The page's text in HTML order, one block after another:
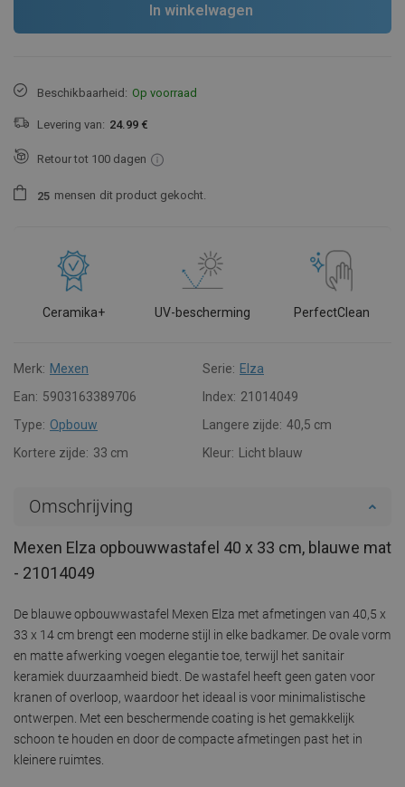
In winkelwagen
Beschikbaarheid: Op voorraad
Levering van: 24.99 €
Retour tot 100 dagen
25 mensen dit product gekocht.
Ceramika+ UV-bescherming PerfectClean
Merk: Mexen Serie: Elza
Ean: 5903163389706 Index: 21014049
Type: Opbouw Langere zijde: 40,5 cm
Kortere zijde: 33 cm Kleur: Licht blauw
Omschrijving
Mexen Elza opbouwwastafel 40 x 33 cm, blauwe mat
- 21014049
De blauwe opbouwwastafel Mexen Elza met afmetingen van 40,5 x
33 x 14 cm brengt een moderne stijl in elke badkamer. De ovale vorm
en matte afwerking voegen elegantie toe, terwijl het sanitair
keramiek duurzaamheid biedt. De wastafel heeft geen gaten voor
kranen of overloop, waardoor het ideaal is voor minimalistische
ontwerpen. Met een beschermende coating is het gemakkelijk
schoon te houden en door de compacte afmetingen past het in
kleinere ruimtes.